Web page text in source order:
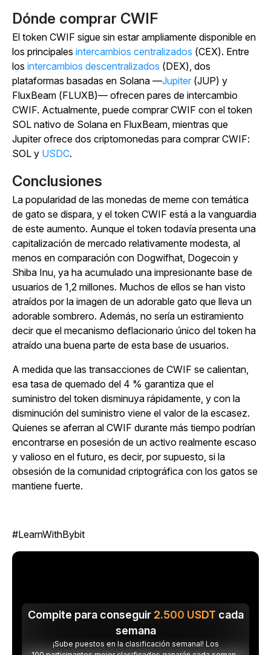
Dónde comprar CWIF
El token CWIF sigue sin estar ampliamente disponible en
los principales intercambios centralizados (CEX). Entre
los intercambios descentralizados (DEX), dos
plataformas basadas en Solana —Jupiter (JUP) y
FluxBeam (FLUXB)— ofrecen pares de intercambio
CWIF. Actualmente, puede comprar CWIF con el token
SOL nativo de Solana en FluxBeam, mientras que
Jupiter ofrece dos criptomonedas para comprar CWIF:
SOL y USDC.
Conclusiones
La popularidad de las monedas de meme con temática
de gato se dispara, y el token CWIF está a la vanguardia
de este aumento. Aunque el token todavía presenta una
capitalización de mercado relativamente modesta, al
menos en comparación con Dogwifhat, Dogecoin y
Shiba Inu, ya ha acumulado una impresionante base de
usuarios de 1,2 millones. Muchos de ellos se han visto
atraídos por la imagen de un adorable gato que lleva un
adorable sombrero. Además, no sería un estiramiento
decir que el mecanismo deflacionario único del token ha
atraído una buena parte de esta base de usuarios.
A medida que las transacciones de CWIF se calientan,
esa tasa de quemado del 4 % garantiza que el
suministro del token disminuya rápidamente, y con la
disminución del suministro viene el valor de la escasez.
Quienes se aferran al CWIF durante más tiempo podrían
encontrarse en posesión de un activo realmente escaso
y valioso en el futuro, es decir, por supuesto, si la
obsesión de la comunidad criptográfica con los gatos se
mantiene fuerte.
#LearnWithBybit
Compite para conseguir 2.500 USDT cada
semana
¡Sube puestos en la clasificación semanal! Los